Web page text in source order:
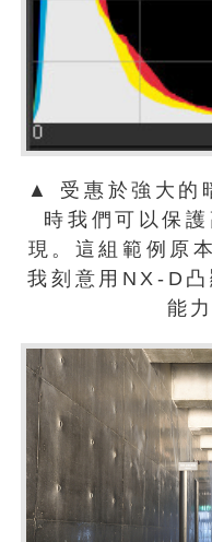
▲ 受惠於強大的
時我們可以保
現。這組範例原
我刻意用NX-D
能